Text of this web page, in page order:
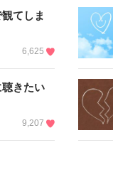
てしま
6,625
きたい
9,207